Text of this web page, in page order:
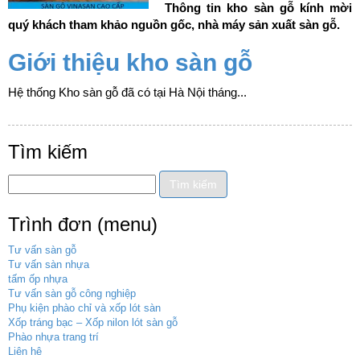
Thông tin kho sàn gỗ kính mời
quý khách tham khảo nguồn gốc, nhà máy sản xuất sàn gỗ.
Giới thiệu kho sàn gỗ
Hệ thống Kho sàn gỗ đã có tại Hà Nội tháng...
Tìm kiếm
Trình đơn (menu)
Tư vấn sàn gỗ
Tư vấn sàn nhựa
tấm ốp nhựa
Tư vấn sàn gỗ công nghiệp
Phụ kiện phào chỉ và xốp lót sàn
Xốp tráng bạc – Xốp nilon lót sàn gỗ
Phào nhựa trang trí
Liên hệ